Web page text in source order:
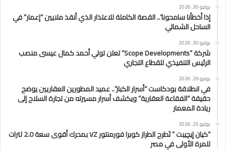
يوليو 30, 2026
إذا أخطأنا سامحونا”.. القصة الكاملة للاعتذار الذي أنقذ ملايين “إعمار” في
الساحل الشمالي
يوليو 30, 2026
شركة “Scope Developments” تعلن تولي أحمد كمال عيسى منصب
الرئيس التنفيذي للقطاع التجاري
يوليو 29, 2026
في انطلاقة بودكاست “أسرار الكبار”.. عميد المطورين العقاريين يوضح
حقيقة “الفقاعة العقارية” ويكشف أسرار مسيرته من تجارة السلاح إلى
ريادة المعمار
يوليو 25, 2026
“كيان إيچيبت ” تَطرح الطراز كوبرا فورمنتور VZ بمحرك أقوى سعة 2.0 لترات
للمرة الأولى في مصر